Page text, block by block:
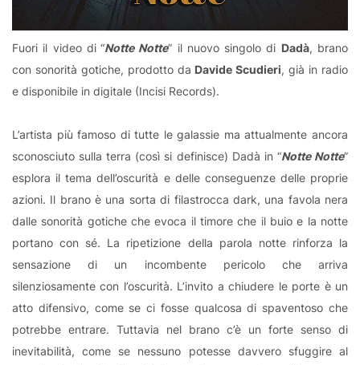
Fuori il video di “Notte Notte” il nuovo singolo di Dadà, brano
con sonorità gotiche, prodotto da Davide Scudieri, già in radio
e disponibile in digitale (Incisi Records).
L’artista più famoso di tutte le galassie ma attualmente ancora
sconosciuto sulla terra (così si definisce) Dadà in “Notte Notte”
esplora il tema dell’oscurità e delle conseguenze delle proprie
azioni. Il brano è una sorta di filastrocca dark, una favola nera
dalle sonorità gotiche che evoca il timore che il buio e la notte
portano con sé. La ripetizione della parola notte rinforza la
sensazione di un incombente pericolo che arriva
silenziosamente con l’oscurità. L’invito a chiudere le porte è un
atto difensivo, come se ci fosse qualcosa di spaventoso che
potrebbe entrare. Tuttavia nel brano c’è un forte senso di
inevitabilità, come se nessuno potesse davvero sfuggire al